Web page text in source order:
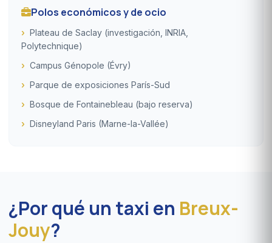
Polos económicos y de ocio
Plateau de Saclay (investigación, INRIA,
Polytechnique)
Campus Génopole (Évry)
Parque de exposiciones París-Sud
Bosque de Fontainebleau (bajo reserva)
Disneyland Paris (Marne-la-Vallée)
¿Por qué un taxi en Breux-
Jouy?